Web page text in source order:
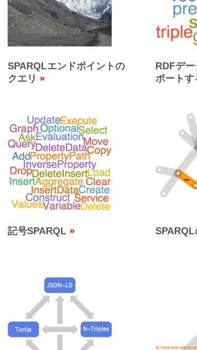
SPARQLエンドポイントの
クエリ
RDFデ
ポートす
記号SPARQL